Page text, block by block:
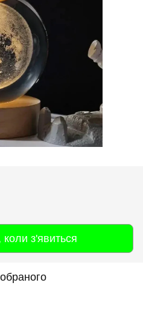
з'явиться